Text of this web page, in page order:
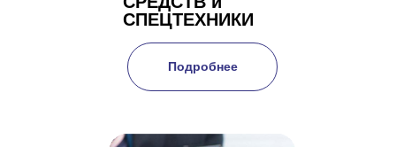
Подробнее
СПЕЦТЕХНИКИ